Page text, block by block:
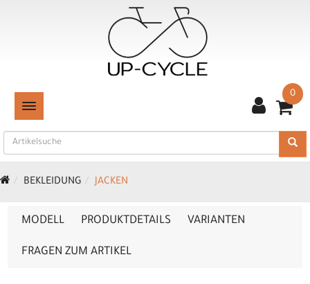
TOGGLE NAVIGATION
0
BEKLEIDUNG JACKEN
MODELL PRODUKTDETAILS VARIANTEN
FRAGEN ZUM ARTIKEL